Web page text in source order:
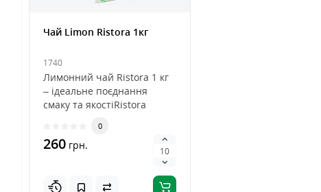
Чай Limon Ristora 1кг
1740
Лимонний чай Ristora 1 кг
– ідеальне поєднання
смаку та якостіRistora
високоякісний р..
0
260 грн.